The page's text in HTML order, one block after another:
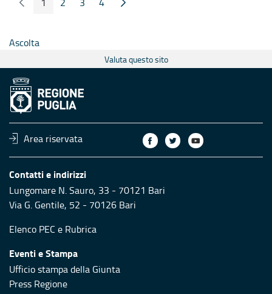
Pagina Precedente
PaginaPaginaPaginaPaginaPagina Seguente
Ascolta
Valuta questo sito
Area riservata
Contatti e indirizzi
Lungomare N. Sauro, 33 - 70121 Bari
Via G. Gentile, 52 - 70126 Bari
Elenco PEC e Rubrica
Eventi e Stampa
Ufficio stampa della Giunta
Press Regione